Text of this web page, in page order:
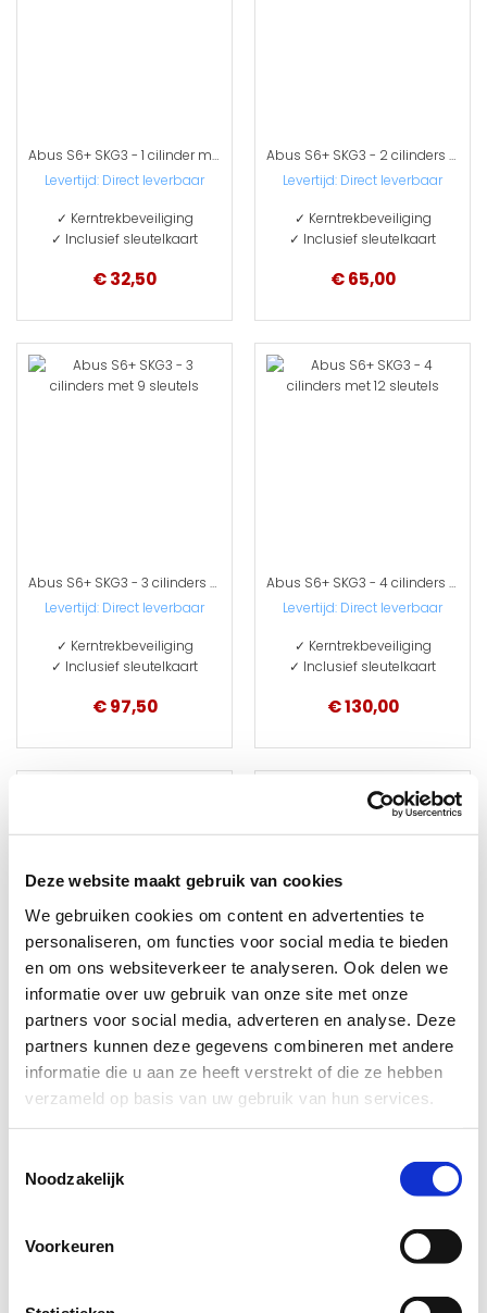
Deze website maakt gebruik van cookies
We gebruiken cookies om content en advertenties te
personaliseren, om functies voor social media te bieden
en om ons websiteverkeer te analyseren. Ook delen we
informatie over uw gebruik van onze site met onze
partners voor social media, adverteren en analyse. Deze
partners kunnen deze gegevens combineren met andere
informatie die u aan ze heeft verstrekt of die ze hebben
verzameld op basis van uw gebruik van hun services.
Noodzakelijk
Voorkeuren
Abus S6+ SKG3 - 1 cilinder met 3 sleutels
Levertijd: Direct leverbaar
✓ Kerntrekbeveiliging
✓ Inclusief sleutelkaart
€ 32,50
Abus S6+ SKG3 - 2 cilinders met 6 sleutels
Levertijd: Direct leverbaar
✓ Kerntrekbeveiliging
✓ Inclusief sleutelkaart
€ 65,00
Abus S6+ SKG3 - 3 cilinders met 9 sleutels
Levertijd: Direct leverbaar
✓ Kerntrekbeveiliging
✓ Inclusief sleutelkaart
€ 97,50
Abus S6+ SKG3 - 4 cilinders met 12 sleutels
Levertijd: Direct leverbaar
✓ Kerntrekbeveiliging
✓ Inclusief sleutelkaart
€ 130,00
Abus S6+ SKG3 - 5 cilinders met 15 sleutels
✓ Kerntrekbeveiliging
✓ Inclusief sleutelkaart
€ 162,50
Levertijd: Direct leverbaar
✓ Kerntrekbeveiliging
✓ Inclusief sleutelkaart
€ 195,00